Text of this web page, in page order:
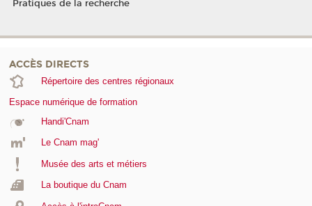
Pratiques de la recherche
ACCÈS DIRECTS
Répertoire des centres régionaux
Espace numérique de formation
Handi'Cnam
Le Cnam mag'
Musée des arts et métiers
La boutique du Cnam